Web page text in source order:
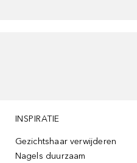
INSPIRATIE
Gezichtshaar verwijderen
Nagels duurzaam